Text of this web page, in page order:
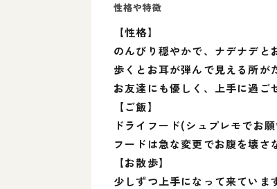
性格や特徴
【性格】
のんびり穏やかで、ナデナデと
歩くとお耳が弾んで見える所が
お友達にも優しく、上手に過ご
【ご飯】
ドライフード(シュプレモでお
フードは急な変更でお腹を壊さ
【お散歩】
少しずつ上手になって来ていま